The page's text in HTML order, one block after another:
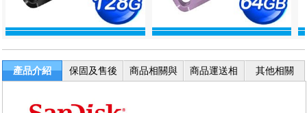
產品介紹
保固及售後
商品相關與
商品運送相
其他相關